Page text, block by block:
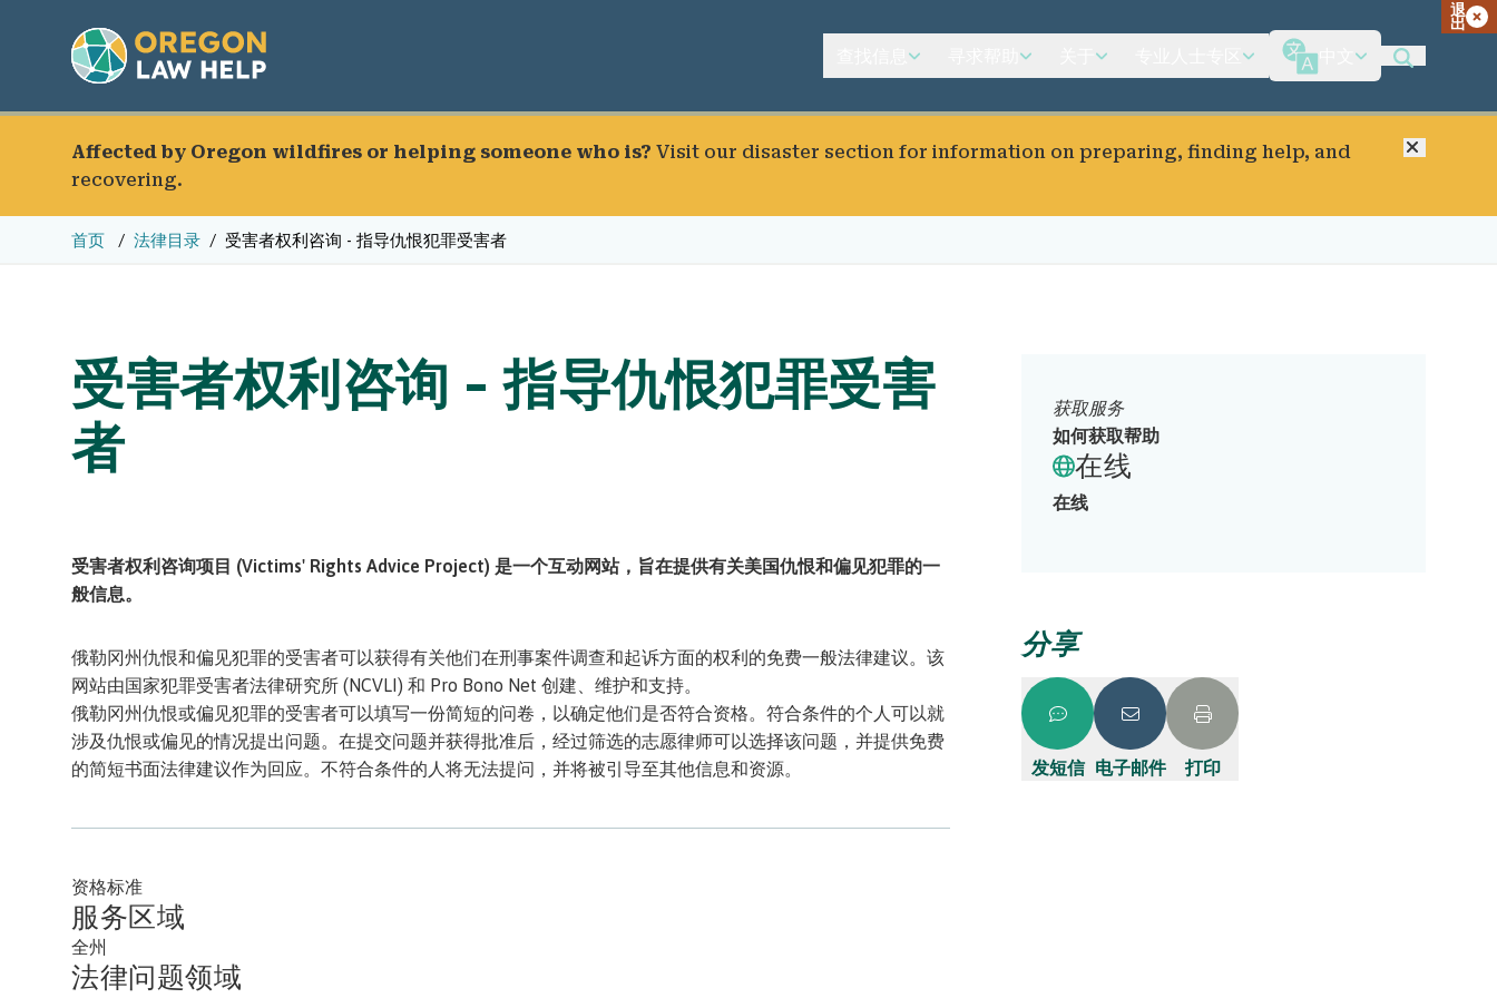
退
出
Affected by Oregon wildfires or helping someone who is? Visit our disaster section for information on preparing, finding help, and
recovering.
关闭
首页 法律目录 受害者权利咨询 - 指导仇恨犯罪受害者
受害者权利咨询 - 指导仇恨犯罪受害
者
受害者权利咨询项目 (Victims' Rights Advice Project) 是一个互动网站，旨在提供有关美国仇恨和偏见犯罪的一
般信息。
俄勒冈州仇恨和偏见犯罪的受害者可以获得有关他们在刑事案件调查和起诉方面的权利的免费一般法律建议。该
网站由国家犯罪受害者法律研究所 (NCVLI) 和 Pro Bono Net 创建、维护和支持。
俄勒冈州仇恨或偏见犯罪的受害者可以填写一份简短的问卷，以确定他们是否符合资格。符合条件的个人可以就
涉及仇恨或偏见的情况提出问题。在提交问题并获得批准后，经过筛选的志愿律师可以选择该问题，并提供免费
的简短书面法律建议作为回应。不符合条件的人将无法提问，并将被引导至其他信息和资源。
资格标准
服务区域
全州
法律问题领域
获取服务
如何获取帮助
在线
在线
分享
发短信 电子邮件 打印